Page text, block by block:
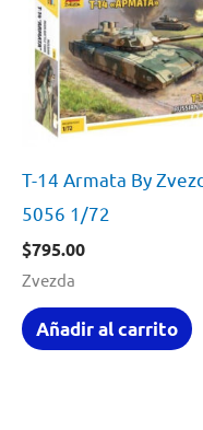
T-14 Armata By
5056 1/72
$795.00
Zvezda
Añadir al carrito